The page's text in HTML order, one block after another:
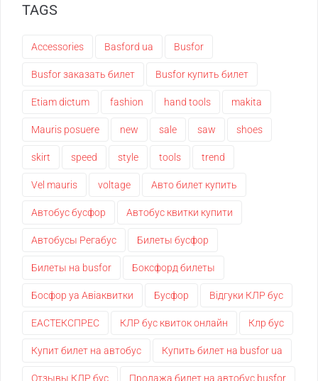
TAGS
Accessories Basford ua Busfor
Busfor заказать билет Busfor купить билет
Etiam dictum fashion hand tools makita
Mauris posuere new sale saw shoes
skirt speed style tools trend
Vel mauris voltage Авто билет купить
Автобус бусфор Автобус квитки купити
Автобусы Регабус Билеты бусфор
Билеты на busfor Боксфорд билеты
Босфор уа Авіаквитки Бусфор Відгуки КЛР бус
ЕАСТЕКСПРЕС КЛР бус квиток онлайн Клр бус
Купит билет на автобус Купить билет на busfor ua
Отзывы КЛР бус Продажа билет на автобус busfor